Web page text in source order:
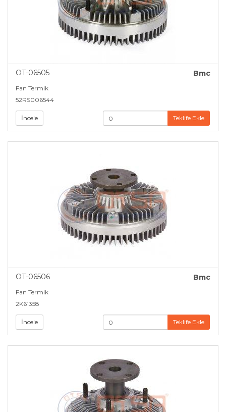
OT-06505 Bmc
Fan Termik
52RS006544
İncele Teklife Ekle
OT-06506 Bmc
Fan Termik
2K61358
İncele Teklife Ekle